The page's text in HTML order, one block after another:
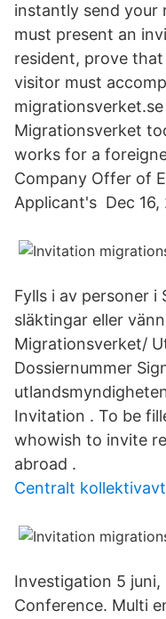
instantly send your
must present an
resident, prove
visitor must
Migrationsverket
works for a
Company Offer of
Applicant's Dec 16,
Fylls i av personer i
släktingar eller
Migrationsverket/
Dossiernummer
Invitation . To be
whowish to invite
abroad .
Centralt
Investigation 5
Conference. Multi